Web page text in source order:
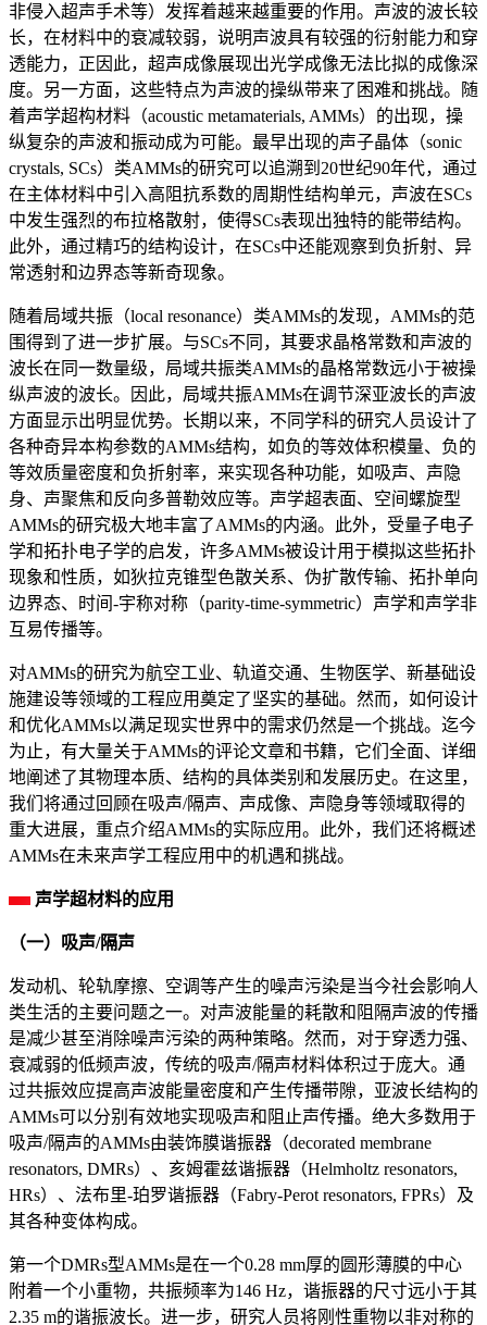
非侵入超声手术等）发挥着越来越重要的作用。声波的波长较
长，在材料中的衰减较弱，说明声波具有较强的衍射能力和穿
透能力，正因此，超声成像展现出光学成像无法比拟的成像深
度。另一方面，这些特点为声波的操纵带来了困难和挑战。随
着声学超构材料（acoustic metamaterials, AMMs）的出现，操
纵复杂的声波和振动成为可能。最早出现的声子晶体（sonic
crystals, SCs）类AMMs的研究可以追溯到20世纪90年代，通过
在主体材料中引入高阻抗系数的周期性结构单元，声波在SCs
中发生强烈的布拉格散射，使得SCs表现出独特的能带结构。
此外，通过精巧的结构设计，在SCs中还能观察到负折射、异
常透射和边界态等新奇现象。
随着局域共振（local resonance）类AMMs的发现，AMMs的范
围得到了进一步扩展。与SCs不同，其要求晶格常数和声波的
波长在同一数量级，局域共振类AMMs的晶格常数远小于被操
纵声波的波长。因此，局域共振AMMs在调节深亚波长的声波
方面显示出明显优势。长期以来，不同学科的研究人员设计了
各种奇异本构参数的AMMs结构，如负的等效体积模量、负的
等效质量密度和负折射率，来实现各种功能，如吸声、声隐
身、声聚焦和反向多普勒效应等。声学超表面、空间螺旋型
AMMs的研究极大地丰富了AMMs的内涵。此外，受量子电子
学和拓扑电子学的启发，许多AMMs被设计用于模拟这些拓扑
现象和性质，如狄拉克锥型色散关系、伪扩散传输、拓扑单向
边界态、时间-宇称对称（parity-time-symmetric）声学和声学非
互易传播等。
对AMMs的研究为航空工业、轨道交通、生物医学、新基础设
施建设等领域的工程应用奠定了坚实的基础。然而，如何设计
和优化AMMs以满足现实世界中的需求仍然是一个挑战。迄今
为止，有大量关于AMMs的评论文章和书籍，它们全面、详细
地阐述了其物理本质、结构的具体类别和发展历史。在这里，
我们将通过回顾在吸声/隔声、声成像、声隐身等领域取得的
重大进展，重点介绍AMMs的实际应用。此外，我们还将概述
AMMs在未来声学工程应用中的机遇和挑战。
声学超材料的应用
（一）吸声/隔声
发动机、轮轨摩擦、空调等产生的噪声污染是当今社会影响人
类生活的主要问题之一。对声波能量的耗散和阻隔声波的传播
是减少甚至消除噪声污染的两种策略。然而，对于穿透力强、
衰减弱的低频声波，传统的吸声/隔声材料体积过于庞大。通
过共振效应提高声波能量密度和产生传播带隙，亚波长结构的
AMMs可以分别有效地实现吸声和阻止声传播。绝大多数用于
吸声/隔声的AMMs由装饰膜谐振器（decorated membrane
resonators, DMRs）、亥姆霍兹谐振器（Helmholtz resonators,
HRs）、法布里-珀罗谐振器（Fabry-Perot resonators, FPRs）及
其各种变体构成。
第一个DMRs型AMMs是在一个0.28 mm厚的圆形薄膜的中心
附着一个小重物，共振频率为146 Hz，谐振器的尺寸远小于其
2.35 m的谐振波长。进一步，研究人员将刚性重物以非对称的